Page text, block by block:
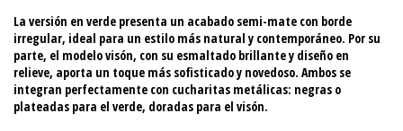
La versión en verde presenta un acabado semi-mate con borde
irregular, ideal para un estilo más natural y contemporáneo. Por su
parte, el modelovisón, con su esmaltado brillante y diseño en
relieve, aporta un toque más sofisticado y novedoso. Ambos se
integran perfectamente con cucharitas metálicas: negras o
plateadas para el verde, doradas para el visón.